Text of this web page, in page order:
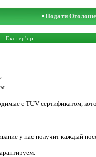
Подати
: Екстер'єр
с TUV сертификатом,
у нас получит каждый